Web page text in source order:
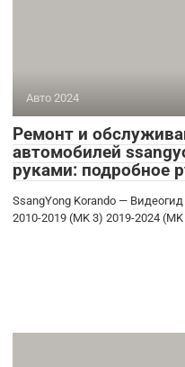
Авто 2024
Ремонт и
автомобилей
руками: подробное
SsangYong Korando —
2010-2019 (MK 3) 2019-2024